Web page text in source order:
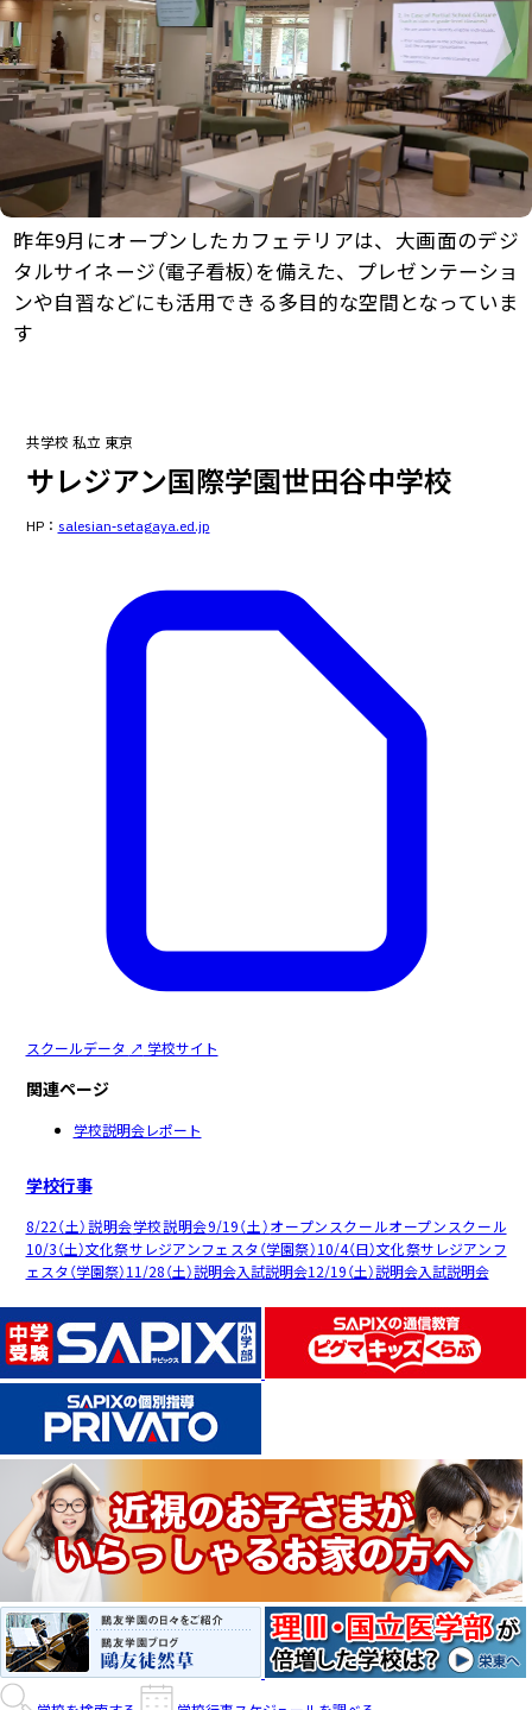
昨年9月にオープンしたカフェテリアは、大画面のデジ
タルサイネージ（電子看板）を備えた、プレゼンテーショ
ンや自習などにも活用できる多目的な空間となっていま
す
共学校 私立 東京
サレジアン国際学園世田谷中学校
HP： salesian-setagaya.ed.jp
スクールデータ ↗ 学校サイト
関連ページ
学校説明会レポート
学校行事
8/22（土）説明会学校説明会9/19（土）オープンスクールオープンスクール
10/3（土）文化祭サレジアンフェスタ（学園祭）10/4（日）文化祭サレジアンフ
ェスタ（学園祭）11/28（土）説明会入試説明会12/19（土）説明会入試説明会